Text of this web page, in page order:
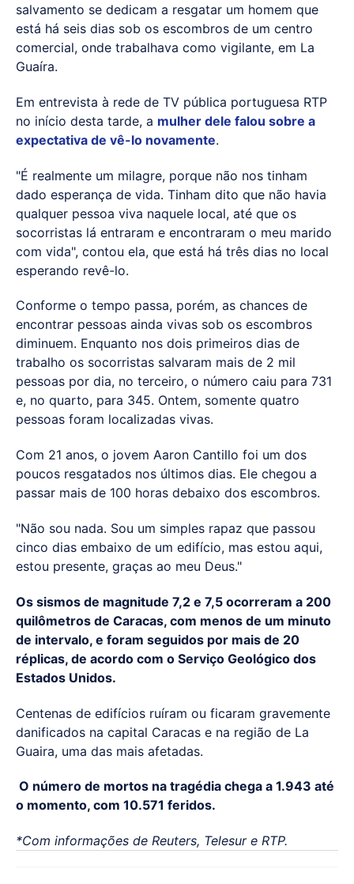
salvamento se dedicam a resgatar um homem que
está há seis dias sob os escombros de um centro
comercial, onde trabalhava como vigilante, em La
Guaíra.
Em entrevista à rede de TV pública portuguesa RTP
no início desta tarde, a mulher dele falou sobre a
expectativa de vê-lo novamente.
"É realmente um milagre, porque não nos tinham
dado esperança de vida. Tinham dito que não havia
qualquer pessoa viva naquele local, até que os
socorristas lá entraram e encontraram o meu marido
com vida", contou ela, que está há três dias no local
esperando revê-lo.
Conforme o tempo passa, porém, as chances de
encontrar pessoas ainda vivas sob os escombros
diminuem. Enquanto nos dois primeiros dias de
trabalho os socorristas salvaram mais de 2 mil
pessoas por dia, no terceiro, o número caiu para 731
e, no quarto, para 345. Ontem, somente quatro
pessoas foram localizadas vivas.
Com 21 anos, o jovem Aaron Cantillo foi um dos
poucos resgatados nos últimos dias. Ele chegou a
passar mais de 100 horas debaixo dos escombros.
"Não sou nada. Sou um simples rapaz que passou
cinco dias embaixo de um edifício, mas estou aqui,
estou presente, graças ao meu Deus."
Os sismos de magnitude 7,2 e 7,5 ocorreram a 200
quilômetros de Caracas, com menos de um minuto
de intervalo, e foram seguidos por mais de 20
réplicas, de acordo com o Serviço Geológico dos
Estados Unidos.
Centenas de edifícios ruíram ou ficaram gravemente
danificados na capital Caracas e na região de La
Guaira, uma das mais afetadas.
O número de mortos na tragédia chega a 1.943 até
o momento, com 10.571 feridos.
*Com informações de Reuters, Telesur e RTP.